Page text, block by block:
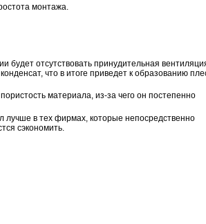
монтажа.
будет отсутствовать принудительная
что в итоге приведет к образованию
материала, из-за чего он постепенно
лучше в тех фирмах, которые непосредственно
сэкономить.